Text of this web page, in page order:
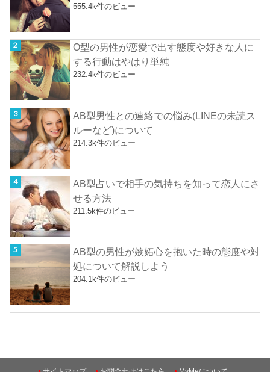
555.4k件のビュー
O型の男性が恋愛で出す態度や好きな人に
する行動はやはり単純
232.4k件のビュー
AB型男性との連絡での悩み(LINEの未読ス
ルーなど)について
214.3k件のビュー
AB型占いで相手の気持ちを知って恋人にさ
せる方法
211.5k件のビュー
AB型の男性が嫉妬心を抱いた時の態度や対
処について解説しよう
204.1k件のビュー